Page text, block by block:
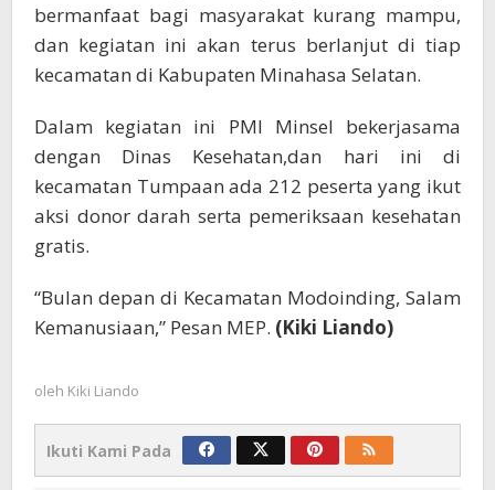
bermanfaat bagi masyarakat kurang mampu,
dan kegiatan ini akan terus berlanjut di tiap
kecamatan di Kabupaten Minahasa Selatan.
Dalam kegiatan ini PMI Minsel bekerjasama
dengan Dinas Kesehatan,dan hari ini di
kecamatan Tumpaan ada 212 peserta yang ikut
aksi donor darah serta pemeriksaan kesehatan
gratis.
“Bulan depan di Kecamatan Modoinding, Salam
Kemanusiaan,” Pesan MEP. (Kiki Liando)
oleh Kiki Liando
Ikuti Kami Pada